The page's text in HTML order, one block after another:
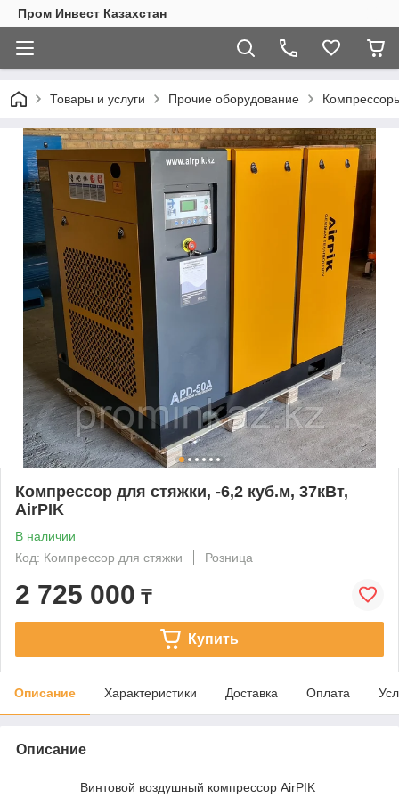
Пром Инвест Казахстан
Товары и услуги Прочие оборудование
Компрессор для стяжки, -6,2 куб.м, 37кВт,
AirPIK
В наличии
Код: Компрессор для стяжки
Розница
2 725 000 ₸
Купить
Описание Характеристики Доставка Оплата
Описание
Винтовой воздушный компрессор AirPIK